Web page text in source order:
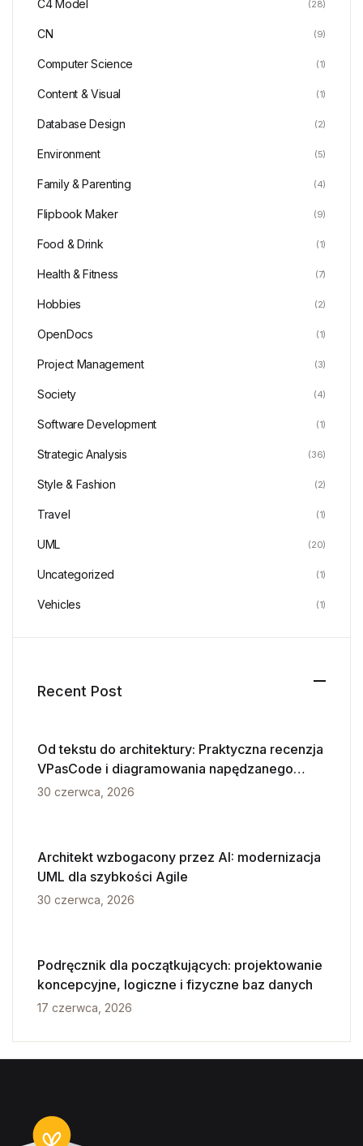
C4 Model (28)
CN (9)
Computer Science (1)
Content & Visual (1)
Database Design (2)
Environment (5)
Family & Parenting (4)
Flipbook Maker (9)
Food & Drink (1)
Health & Fitness (7)
Hobbies (2)
OpenDocs (1)
Project Management (3)
Society (4)
Software Development (1)
Strategic Analysis (36)
Style & Fashion (2)
Travel (1)
UML (20)
Uncategorized (1)
Vehicles (1)
Recent Post
Od tekstu do architektury: Praktyczna recenzja
VPasCode i diagramowania napędzanego
przez AI
30 czerwca, 2026
Architekt wzbogacony przez AI: modernizacja
UML dla szybkości Agile
30 czerwca, 2026
Podręcznik dla początkujących: projektowanie
koncepcyjne, logiczne i fizyczne baz danych
17 czerwca, 2026